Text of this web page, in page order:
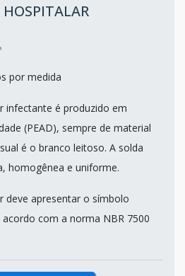
HOSPITALAR
por medida
infectante é produzido em
(PEAD), sempre de material
é o branco leitoso. A solda
homogênea e uniforme.
deve apresentar o símbolo
com a norma NBR 7500